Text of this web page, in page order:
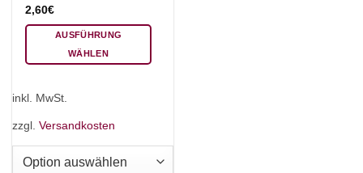
2,60€
AUSFÜHRUNG
WÄHLEN
mehrere
auf.
inkl. MwSt.
zzgl. Versandkosten